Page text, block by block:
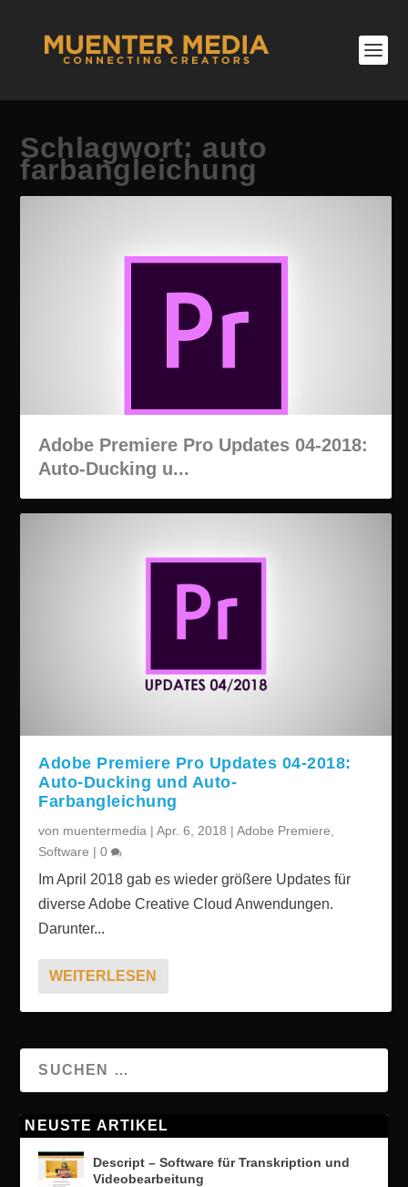
Schlagwort: auto
farbangleichung
Adobe Premiere Pro Updates 04-2018:
Auto-Ducking u...
Adobe Premiere Pro Updates 04-2018:
Auto-Ducking und Auto-
Farbangleichung
von muentermedia |Apr. 6, 2018 |Adobe Premiere
Software |0
Im April 2018 gab es wieder größere Updates für
diverse Adobe Creative Cloud Anwendungen.
Darunter...
WEITERLESEN
NEUSTE ARTIKEL
Descript – Software für Transkription und
Videobearbeitung